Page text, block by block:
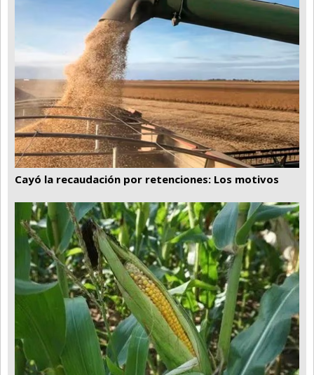
Cayó la recaudación por retenciones: Los motivos